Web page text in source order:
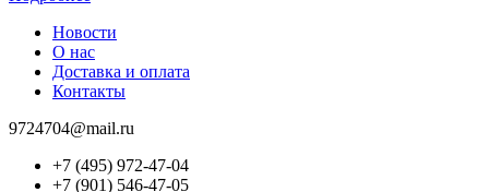
Новости
О нас
Доставка и оплата
Контакты
9724704@mail.ru
+7 (495) 972-47-04
+7 (901) 546-47-05